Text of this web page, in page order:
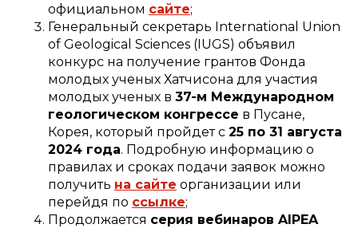
официальном сайте;
Генеральный секретарь International Union
of Geological Sciences (IUGS) объявил
конкурс на получение грантов Фонда
молодых ученых Хатчисона для участия
молодых ученых в 37-м Международном
геологическом конгрессе в Пусане,
Корея, который пройдет с 25 по 31 августа
2024 года. Подробную информацию о
правилах и сроках подачи заявок можно
получить на сайте организации или
перейдя по ссылке;
Продолжается серия вебинаров AIPEA